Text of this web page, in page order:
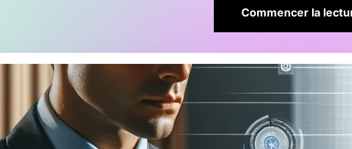
Commencer la